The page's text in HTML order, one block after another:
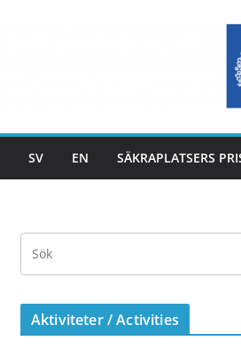
SV EN SÄKRAPLATSERS
Aktiviteter / Activities